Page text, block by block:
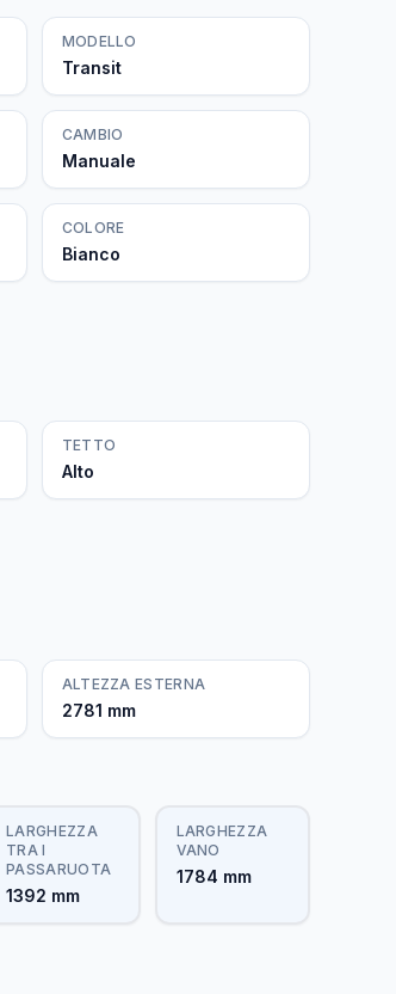
MODELLO
Transit
CAMBIO
Manuale
COLORE
Bianco
TETTO
Alto
ALTEZZA ESTERNA
2781 mm
LARGHEZZA
TRA I
PASSARUOTA
1392 mm
LARGHEZZA
VANO
1784 mm